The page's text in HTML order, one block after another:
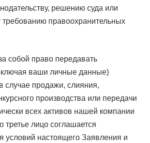
решению суда или
правоохранительных
собой право передавать
ваши личные данные)
случае продажи, слияния,
производства или передачи
всех активов нашей компании
третье лицо соглашается
условий настоящего Заявления и